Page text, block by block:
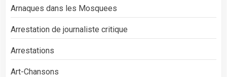
Arnaques dans les Mosquees
Arrestation de journaliste critique
Arrestations
Art-Chansons